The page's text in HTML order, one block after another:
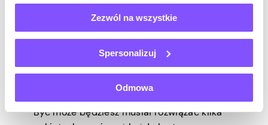
Zezwól na wszystkie
Spersonalizuj
Odmowa
Firmy te zwykle pozyskują swoje ankiety od
różnych innych firm i organizacji, które
potrzebują wielu osób do wypełniania
kwestionariuszy w celach badawczych.
Zazwyczaj istnieje wiele różnych ankiet, od
zawsze znajdziesz swój wybór.
Być może będziesz musiał rozwiązać kilka